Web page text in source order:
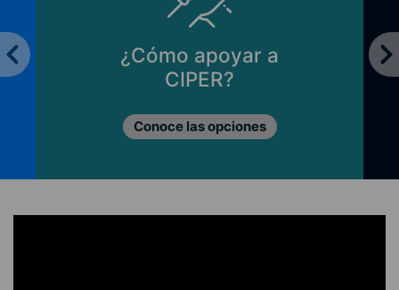
¿Cómo apoyar a
CIPER?
Conoce las opciones